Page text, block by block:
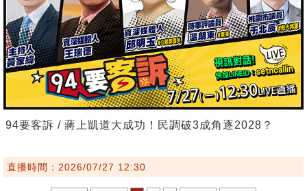
94要客訴 / 蔣上凱道大成功！民調破3成角逐2028？
直播時間：2026/07/27 12:30